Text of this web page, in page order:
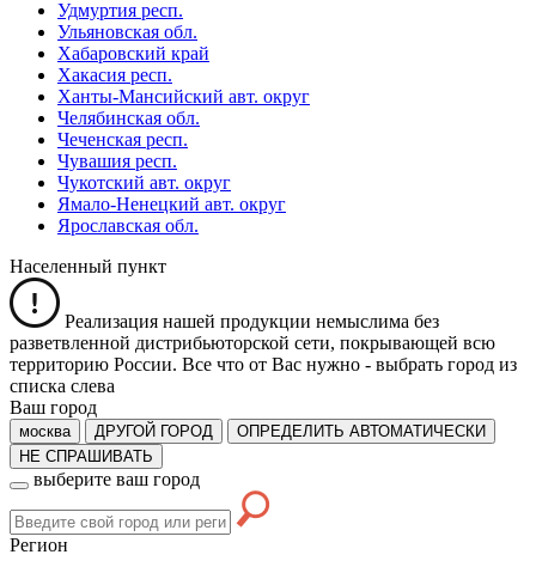
Удмуртия респ.
Ульяновская обл.
Хабаровский край
Хакасия респ.
Ханты-Мансийский авт. округ
Челябинская обл.
Чеченская респ.
Чувашия респ.
Чукотский авт. округ
Ямало-Ненецкий авт. округ
Ярославская обл.
Населенный пункт
Реализация нашей продукции немыслима без
разветвленной дистрибьюторской сети, покрывающей всю
территорию России. Все что от Вас нужно - выбрать город из
списка слева
Ваш город
москва ДРУГОЙ ГОРОД
ОПРЕДЕЛИТЬ АВТОМАТИЧЕСКИ
НЕ СПРАШИВАТЬ
выберите ваш город
Регион